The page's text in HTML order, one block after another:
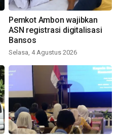
Pemkot Ambon wajibkan
ASN registrasi digitalisasi
Bansos
Selasa, 4 Agustus 2026